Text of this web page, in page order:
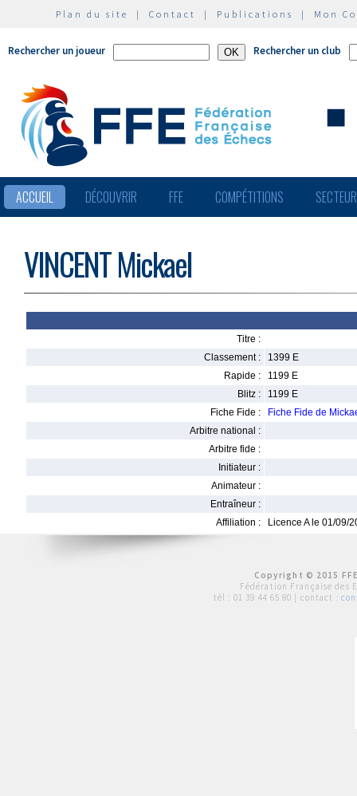
Plan du site | Contact | Publications | Mon
Rechercher un joueur Rechercher un club
ACCUEIL DÉCOUVRIR FFE COMPÉTITIONS
VINCENT Mickael
Titre :
Classement :
1399 E
Rapide :
1199 E
Blitz :
1199 E
Fiche Fide :
Fiche Fide de
Arbitre national :
Arbitre fide :
Initiateur :
Animateur :
Entraîneur :
Affiliation :
Licence A le 01/09/
Copyright © 2015
Fédération Française des
tél : 01 39 44 65 80 | contact :